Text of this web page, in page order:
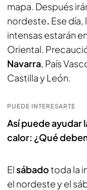
mapa. Después
nordeste. Ese
intensas estarán
Oriental.
Navarra, País
Castilla y León.
PUEDE INTERESARTE
Así puede ayudar
calor: ¿Qué
Elsábadotoda la
el nordeste y el